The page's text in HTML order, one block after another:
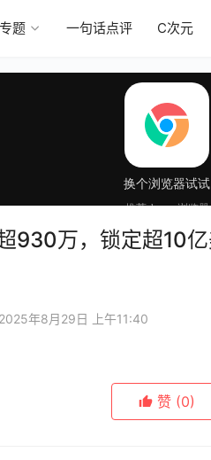
专题 一句话点评 C次元
930万，锁定超10
2025年8月29日 上午11:40
赞 (0)